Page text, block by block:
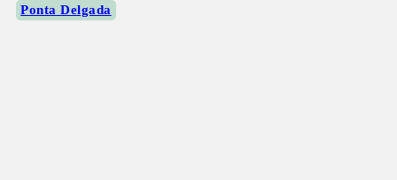
Ponta Delgada